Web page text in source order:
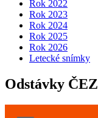
Rok 2022
Rok 2023
Rok 2024
Rok 2025
Rok 2026
Letecké snímky
Odstávky ČEZ